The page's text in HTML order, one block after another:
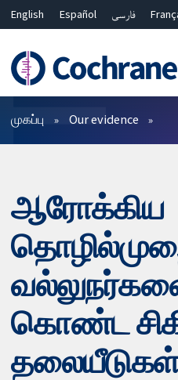
English Español فارسی
Bahasa Malaysia
ไทย
繁體中文
简体中文
வடிகட்டிகள்
முகப்பு Our evidence
ஆரோக்கிய
கொண்ட